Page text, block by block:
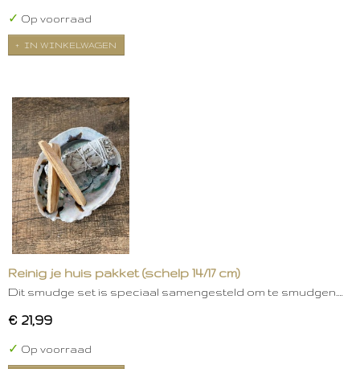
✓ Op voorraad
IN WINKELWAGEN
Reinig je huis pakket (schelp 14/17 cm)
Dit smudge set is speciaal samengesteld om te smudgen.…
€ 21,99
✓ Op voorraad